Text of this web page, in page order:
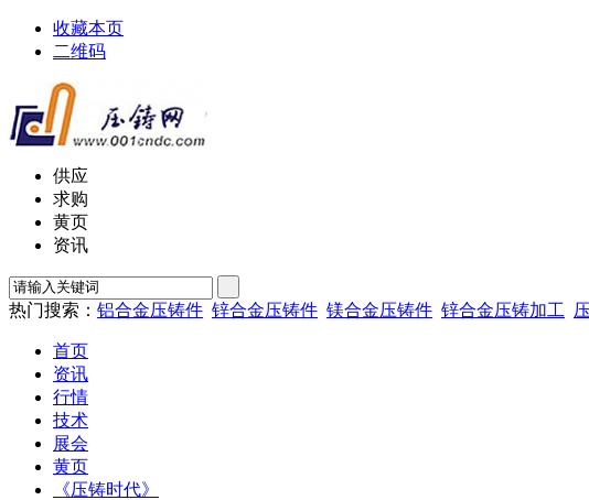
收藏本页
二维码
供应
求购
黄页
资讯
热门搜索： 铝合金压铸件 锌合金压铸件 镁合金压铸件 锌合金压铸加工
首页
资讯
行情
技术
展会
黄页
《压铸时代》